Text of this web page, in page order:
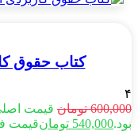
کتاب حقوق
۴
600,000 تومان
بود.540,000 تومانقیمت فعلی